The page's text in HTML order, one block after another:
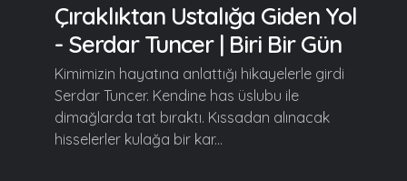
Çıraklıktan Ustalığa Giden Yol
- Serdar Tuncer | Biri Bir Gün
Kimimizin hayatına anlattığı hikayelerle girdi
Serdar Tuncer. Kendine has üslubu ile
dimağlarda tat bıraktı. Kıssadan alınacak
hisselerler kulağa bir kar...